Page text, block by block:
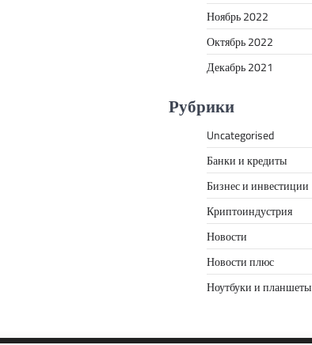
Ноябрь 2022
Октябрь 2022
Декабрь 2021
Рубрики
Uncategorised
Банки и кредиты
Бизнес и инвестиции
Криптоиндустрия
Новости
Новости плюс
Ноутбуки и планшеты